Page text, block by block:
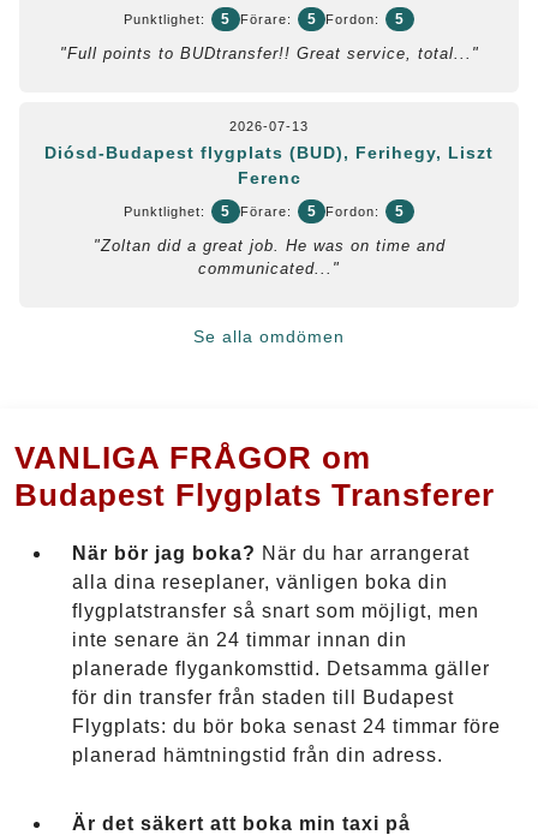
Punktlighet: 5 Förare: 5 Fordon: 5
"Full points to BUDtransfer!! Great service, total..."
2026-07-13
Diósd-Budapest flygplats (BUD), Ferihegy, Liszt
Ferenc
Punktlighet: 5 Förare: 5 Fordon: 5
"Zoltan did a great job. He was on time and
communicated..."
Se alla omdömen
VANLIGA FRÅGOR om
Budapest Flygplats Transferer
När bör jag boka? När du har arrangerat
alla dina reseplaner, vänligen boka din
flygplatstransfer så snart som möjligt, men
inte senare än 24 timmar innan din
planerade flygankomsttid. Detsamma gäller
för din transfer från staden till Budapest
Flygplats: du bör boka senast 24 timmar före
planerad hämtningstid från din adress.
Är det säkert att boka min taxi på